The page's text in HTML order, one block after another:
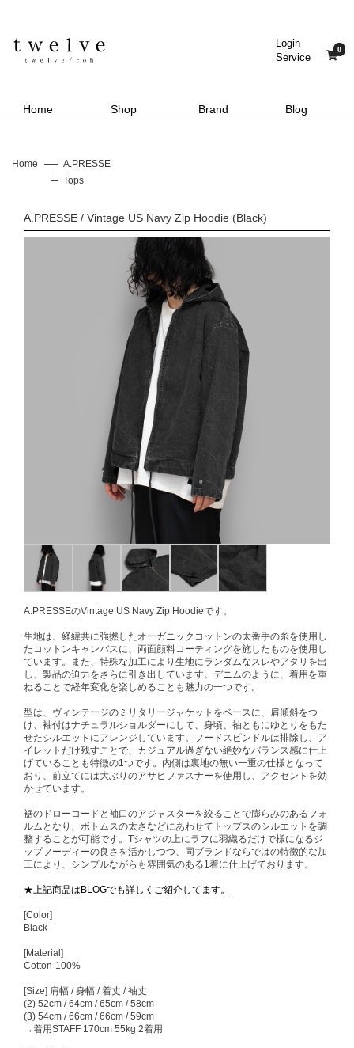
Login
Service
0
Home Shop Brand Blog
Home
A.PRESSE
Tops
A.PRESSE / Vintage US Navy Zip Hoodie (Black)
A.PRESSEのVintage US Navy Zip Hoodieです。
生地は、経緯共に強撚したオーガニックコットンの太番手の糸を使用し
たコットンキャンバスに、両面顔料コーティングを施したものを使用し
ています。また、特殊な加工により生地にランダムなスレやアタリを出
し、製品の迫力をさらに引き出しています。デニムのように、着用を重
ねることで経年変化を楽しめることも魅力の一つです。
型は、ヴィンテージのミリタリージャケットをベースに、肩傾斜をつ
け、袖付はナチュラルショルダーにして、身頃、袖ともにゆとりをもた
せたシルエットにアレンジしています。フードスピンドルは排除し、ア
イレットだけ残すことで、カジュアル過ぎない絶妙なバランス感に仕上
げていることも特徴の1つです。内側は裏地の無い一重の仕様となって
おり、前立てには大ぶりのアサヒファスナーを使用し、アクセントを効
かせています。
裾のドローコードと袖口のアジャスターを絞ることで膨らみのあるフォ
ルムとなり、ボトムスの太さなどにあわせてトップスのシルエットを調
整することが可能です。Tシャツの上にラフに羽織るだけで様になるジ
ップフーディーの良さを活かしつつ、同ブランドならではの特徴的な加
工により、シンプルながらも雰囲気のある1着に仕上げております。
★上記商品はBLOGでも詳しくご紹介してます。
[Color]
Black
[Material]
Cotton-100%
[Size] 肩幅 / 身幅 / 着丈 / 袖丈
(2) 52cm / 64cm / 65cm / 58cm
(3) 54cm / 66cm / 66cm / 59cm
→着用STAFF 170cm 55kg 2着用